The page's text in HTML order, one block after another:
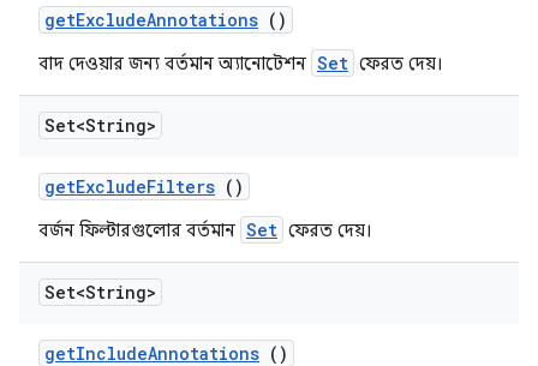
getExcludeAnnotations ()
বাদ দেওয়ার জন্য বর্তমান অ্যানোটেশন Set ফেরত দেয়।
Set<String>
getExcludeFilters ()
বর্জন ফিল্টারগুলোর বর্তমান Set ফেরত দেয়।
Set<String>
getIncludeAnnotations ()